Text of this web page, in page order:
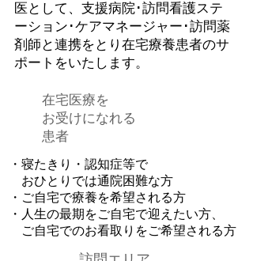
医として、支援病院･訪問看護ステ
ーション･ケアマネージャー･訪問薬
剤師と連携をとり在宅療養患者のサ
ポートをいたします。
在宅医療を
お受けになれる
患者
・寝たきり・認知症等で
おひとりでは通院困難な方
・ご自宅で療養を希望される方
・人生の最期をご自宅で迎えたい方、
ご自宅でのお看取りをご希望される方